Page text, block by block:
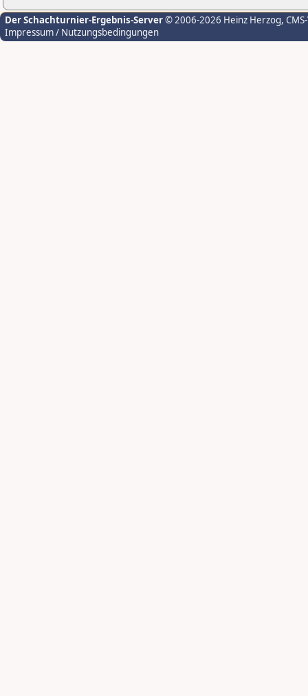
Der Schachturnier-Ergebnis-Server© 2006-2026 Heinz Herzog,
Impressum / Nutzungsbedingungen